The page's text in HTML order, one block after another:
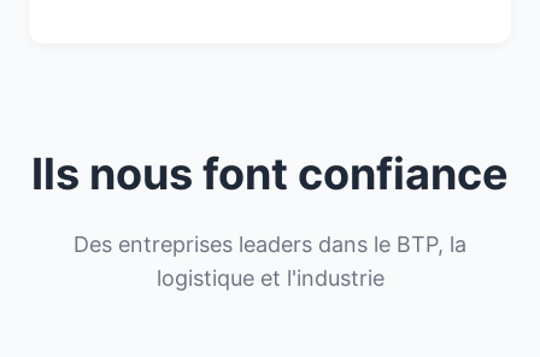
Ils nous font confiance
Des entreprises leaders dans le BTP, la
logistique et l'industrie